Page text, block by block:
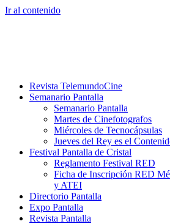
Ir al contenido
Revista TelemundoCine
Semanario Pantalla
Semanario Pantalla
Martes de Cinefotografos
Miércoles de Tecnocápsulas
Jueves del Rey es el
Festival Pantalla de Cristal
Reglamento Festival RED
Ficha de Inscripción RED
y ATEI
Directorio Pantalla
Expo Pantalla
Revista Pantalla